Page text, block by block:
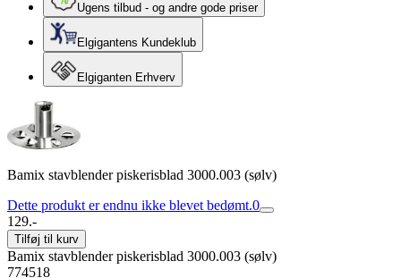
Ugens tilbud - og andre gode priser
Elgigantens Kundeklub
Elgiganten Erhverv
Bamix stavblender piskerisblad 3000.003 (sølv)
Dette produkt er endnu ikke blevet bedømt.0
129.-
Tilføj til kurv
Bamix stavblender piskerisblad 3000.003 (sølv)
774518